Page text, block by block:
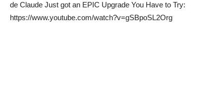
de Claude Just got an EPIC Upgrade You Have to Try:
https://www.youtube.com/watch?v=gSBpoSL2Org